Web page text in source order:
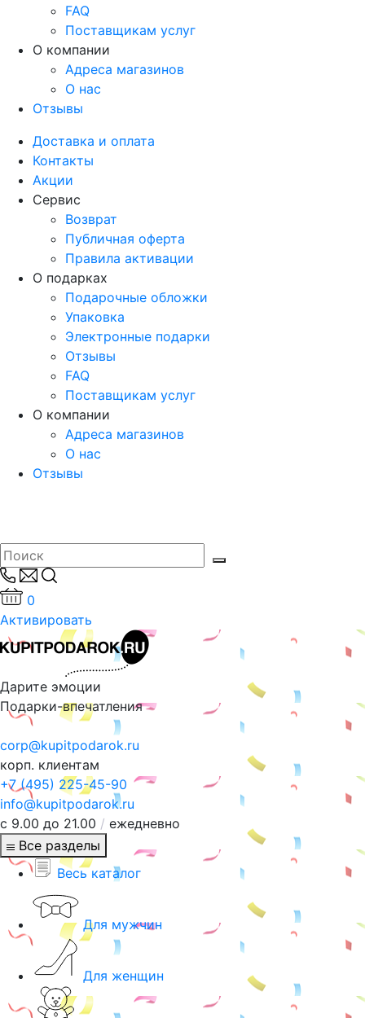
FAQ
Поставщикам услуг
О компании
Адреса магазинов
О нас
Отзывы
Доставка и оплата
Контакты
Акции
Сервис
Возврат
Публичная оферта
Правила активации
О подарках
Подарочные обложки
Упаковка
Электронные подарки
Отзывы
FAQ
Поставщикам услуг
О компании
Адреса магазинов
О нас
Отзывы
0
Активировать
Дарите эмоции
Подарки-впечатления
corp@kupitpodarok.ru
корп. клиентам
+7 (495) 225-45-90
info@kupitpodarok.ru
с 9.00 до 21.00 / ежедневно
Все разделы
Весь каталог
Для мужчин
Для женщин